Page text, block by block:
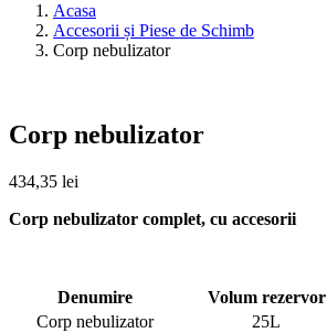
Acasa
Accesorii și Piese de Schimb
Corp nebulizator
Corp nebulizator
434,35 lei
Corp nebulizator complet, cu accesorii
Denumire Volum rezervor
Corp nebulizator
25L